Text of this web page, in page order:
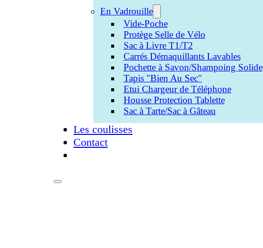
En Vadrouille
Vide-Poche
Protège Selle de Vélo
Sac à Livre T1/T2
Carrés Démaquillants Lavables
Pochette à Savon/Shampoing Solide
Tapis "Bien Au Sec"
Etui Chargeur de Téléphone
Housse Protection Tablette
Sac à Tarte/Sac à Gâteau
Les coulisses
Contact